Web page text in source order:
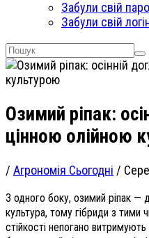
Забули свій
Забули свій
Озимий ріпак:
цінною олійною
/ Агрономія Сьогодні /
З одного боку, озимий ріпак —
культура, тому гібриди з тими
стійкості непогано витримують